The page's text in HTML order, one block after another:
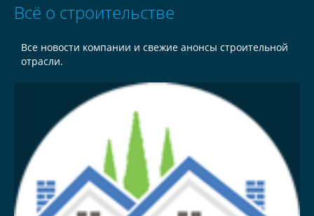
Всё о строительстве
Все новости компании и свежие анонсы строительной
отрасли.